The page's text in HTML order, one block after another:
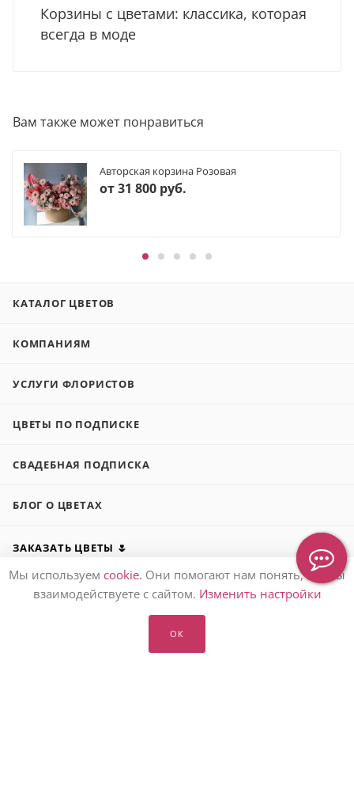
Корзины с цветами: классика, которая
всегда в моде
Вам также может понравиться
Авторская корзина Розовая
от31 800 руб.
КАТАЛОГ ЦВЕТОВ
КОМПАНИЯМ
УСЛУГИ ФЛОРИСТОВ
ЦВЕТЫ ПО ПОДПИСКЕ
СВАДЕБНАЯ ПОДПИСКА
БЛОГ О ЦВЕТАХ
ЗАКАЗАТЬ ЦВЕТЫ 🌷
ПОДАРИТЬ БУКЕТ 💐
Мы используем cookie. Они помогают нам понять, как вы
взаимодействуете с сайтом. Изменить настройки
ОК